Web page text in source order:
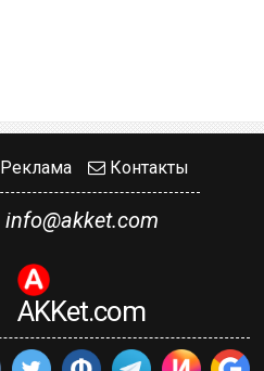
Реклама Контакты
info@akket.com
AKKet.com